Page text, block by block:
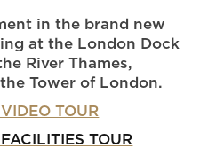
in the brand new
at the London Dock
River Thames,
Tower of London.
TOUR
TOUR